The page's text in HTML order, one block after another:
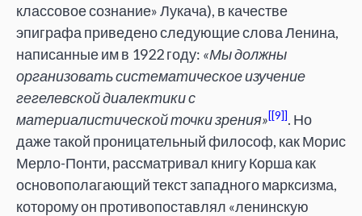
классовое сознание» Лукача), в качестве
эпиграфа приведено следующие слова Ленина,
написанные им в 1922 году: «Мы должны
организовать систематическое изучение
гегелевской диалектики с
материалистической точки зрения» [9] . Но
даже такой проницательный философ, как Морис
Мерло-Понти, рассматривал книгу Корша как
основополагающий текст западного марксизма,
которому он противопоставлял «ленинскую